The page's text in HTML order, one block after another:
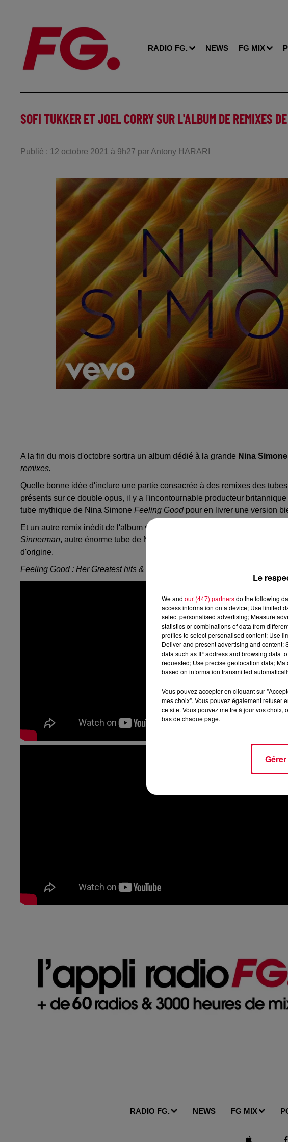
RADIO FG. NEWS FG MIX
SOFI TUKKER ET JOEL CORRY SUR L'ALBUM DE REMIXES
Publié : 12 octobre 2021 à 9h27 par Antony HARARI
A la fin du mois d'octobre sortira un album dédié à la grande Nina Simone
remixes.
Quelle bonne idée d'inclure une partie consacrée à des remixes des
présents sur ce double opus, il y a l'incontournable producteur
tube mythique de Nina Simone Feeling Goodpour en livrer une version
Et un autre remix inédit de l'album vient d'être dévoilé. C'est au tour du
Sinnerman, autre énorme tube de Nina Simone. Le duo apporte sa
d'origine.
Feeling Good : Her Greatest hits & remixes
sortira le 29 octobre et on a
RADIO FG. NEWS FG MIX
Le
We and our (447) partnersdo the following
access information on a device; Use limited
select personalised advertising; Measure
statistics or combinations of data from
profiles to select personalised content; Use
Deliver and present advertising and
data such as IP address and browsing data
requested; Use precise geolocation data;
based on information transmitted
Vous pouvez accepter en cliquant sur
mes choix". Vous pouvez également refuser
ce site. Vous pouvez mettre à jour vos
bas de chaque page.